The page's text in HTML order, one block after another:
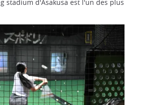
stadium d'Asakusa est l'un des plus